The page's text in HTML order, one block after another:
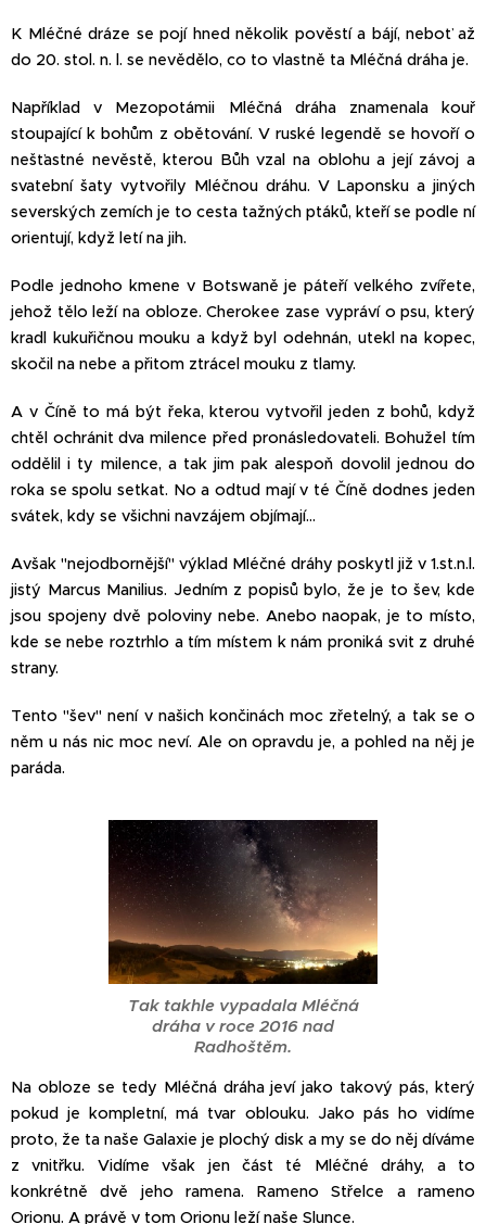
K Mléčné dráze se pojí hned několik pověstí a bájí, neboť až
do 20. stol. n. l. se nevědělo, co to vlastně ta Mléčná dráha je.
Například v Mezopotámii Mléčná dráha znamenala kouř
stoupající k bohům z obětování. V ruské legendě se hovoří o
nešťastné nevěstě, kterou Bůh vzal na oblohu a její závoj a
svatební šaty vytvořily Mléčnou dráhu. V Laponsku a jiných
severských zemích je to cesta tažných ptáků, kteří se podle ní
orientují, když letí na jih.
Podle jednoho kmene v Botswaně je páteří velkého zvířete,
jehož tělo leží na obloze. Cherokee zase vypráví o psu, který
kradl kukuřičnou mouku a když byl odehnán, utekl na kopec,
skočil na nebe a přitom ztrácel mouku z tlamy.
A v Číně to má být řeka, kterou vytvořil jeden z bohů, když
chtěl ochránit dva milence před pronásledovateli. Bohužel tím
oddělil i ty milence, a tak jim pak alespoň dovolil jednou do
roka se spolu setkat. No a odtud mají v té Číně dodnes jeden
svátek, kdy se všichni navzájem objímají…
Avšak "nejodbornější" výklad Mléčné dráhy poskytl již v 1.st.n.l.
jistý Marcus Manilius. Jedním z popisů bylo, že je to šev, kde
jsou spojeny dvě poloviny nebe. Anebo naopak, je to místo,
kde se nebe roztrhlo a tím místem k nám proniká svit z druhé
strany.
Tento "šev" není v našich končinách moc zřetelný, a tak se o
něm u nás nic moc neví. Ale on opravdu je, a pohled na něj je
paráda.
Tak takhle vypadala Mléčná
dráha v roce 2016 nad
Radhoštěm.
Na obloze se tedy Mléčná dráha jeví jako takový pás, který
pokud je kompletní, má tvar oblouku. Jako pás ho vidíme
proto, že ta naše Galaxie je plochý disk a my se do něj díváme
z vnitřku. Vidíme však jen část té Mléčné dráhy, a to
konkrétně dvě jeho ramena. Rameno Střelce a rameno
Orionu. A právě v tom Orionu leží naše Slunce.